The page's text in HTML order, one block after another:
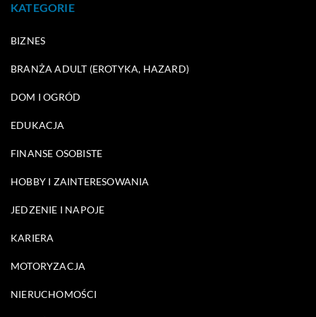
KATEGORIE
BIZNES
BRANŻA ADULT (EROTYKA, HAZARD)
DOM I OGRÓD
EDUKACJA
FINANSE OSOBISTE
HOBBY I ZAINTERESOWANIA
JEDZENIE I NAPOJE
KARIERA
MOTORYZACJA
NIERUCHOMOŚCI